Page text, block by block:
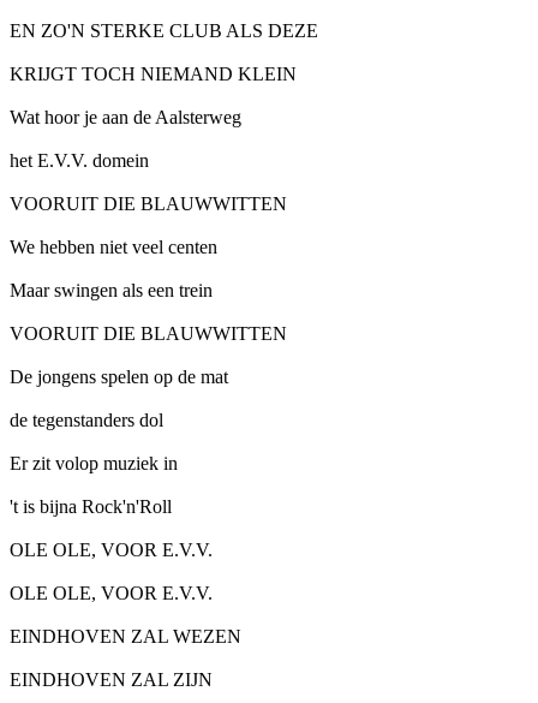
EN ZO'N STERKE CLUB ALS DEZE
KRIJGT TOCH NIEMAND KLEIN
Wat hoor je aan de Aalsterweg
het E.V.V. domein
VOORUIT DIE BLAUWWITTEN
We hebben niet veel centen
Maar swingen als een trein
VOORUIT DIE BLAUWWITTEN
De jongens spelen op de mat
de tegenstanders dol
Er zit volop muziek in
't is bijna Rock'n'Roll
OLE OLE, VOOR E.V.V.
OLE OLE, VOOR E.V.V.
EINDHOVEN ZAL WEZEN
EINDHOVEN ZAL ZIJN